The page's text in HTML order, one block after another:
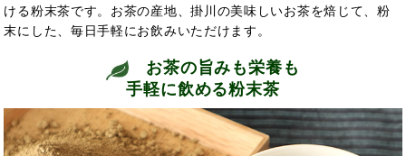
ける粉末茶です。お茶の産地、掛川の美味しいお茶を焙じて、粉
末にした、毎日手軽にお飲みいただけます。
お茶の旨みも栄養も
手軽に飲める粉末茶